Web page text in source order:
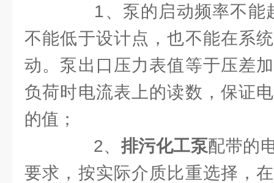
1、泵的启动频率不能
不能低于设计点，也不能在系
动。泵出口压力表值等于压差
负荷时电流表上的读数，保证
的值；
2、 排污化工泵配带的
要求，按实际介质比重选择，